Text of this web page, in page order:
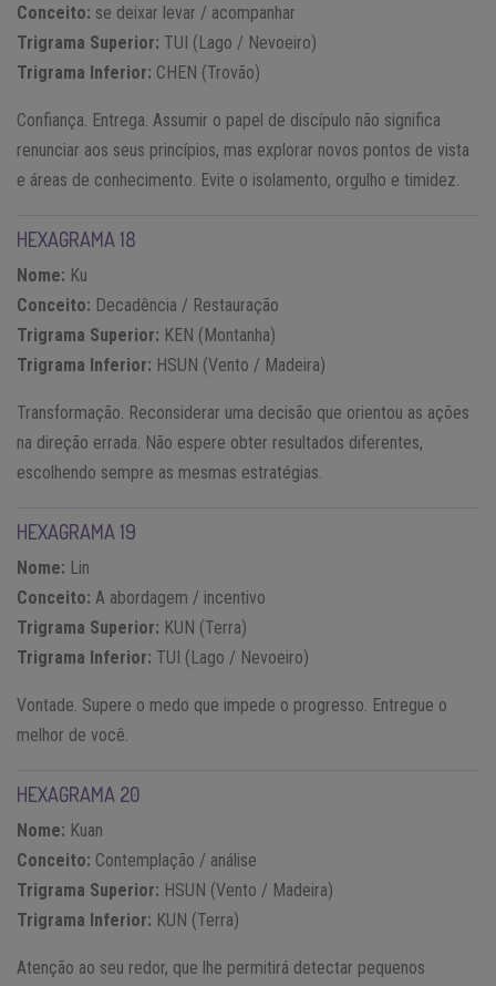
Conceito: se deixar levar / acompanhar
Trigrama Superior: TUI (Lago / Nevoeiro)
Trigrama Inferior: CHEN (Trovão)
Confiança. Entrega. Assumir o papel de discípulo não significa
renunciar aos seus princípios, mas explorar novos pontos de vista
e áreas de conhecimento. Evite o isolamento, orgulho e timidez.
HEXAGRAMA 18
Nome: Ku
Conceito: Decadência / Restauração
Trigrama Superior: KEN (Montanha)
Trigrama Inferior: HSUN (Vento / Madeira)
Transformação. Reconsiderar uma decisão que orientou as ações
na direção errada. Não espere obter resultados diferentes,
escolhendo sempre as mesmas estratégias.
HEXAGRAMA 19
Nome: Lin
Conceito: A abordagem / incentivo
Trigrama Superior: KUN (Terra)
Trigrama Inferior: TUI (Lago / Nevoeiro)
Vontade. Supere o medo que impede o progresso. Entregue o
melhor de você.
HEXAGRAMA 20
Nome: Kuan
Conceito: Contemplação / análise
Trigrama Superior: HSUN (Vento / Madeira)
Trigrama Inferior: KUN (Terra)
Atenção ao seu redor, que lhe permitirá detectar pequenos